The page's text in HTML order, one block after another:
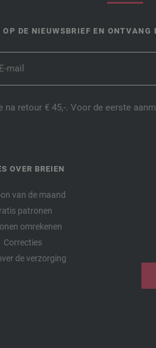
OP DE NIEUWSBRIEF EN
retour € 45,-. Voor de eerste
OVER BREIEN
van de maand
patronen
omrekenen
Correcties
de verzorging